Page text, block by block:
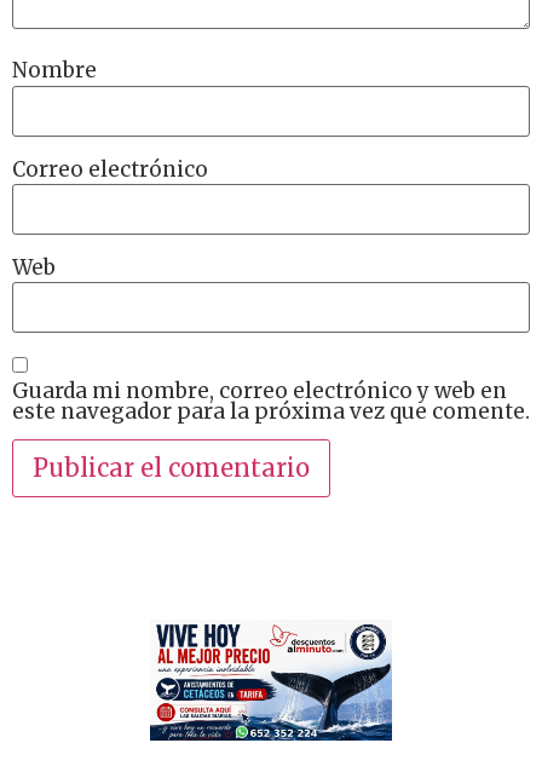
Nombre
Correo electrónico
Web
Guarda mi nombre, correo electrónico y web en
este navegador para la próxima vez que comente.